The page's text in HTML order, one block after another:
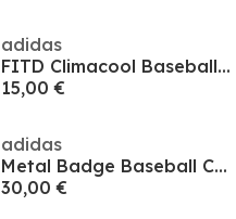
adidas
FITD Climacool Baseball Cap
15,00 €
adidas
Metal Badge Baseball Cap
30,00 €